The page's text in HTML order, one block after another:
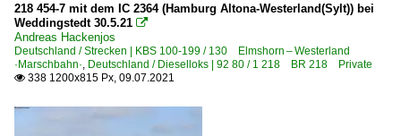
218 454-7 mit dem IC 2364 (Hamburg Altona-Westerland(Sylt)) bei
Weddingstedt 30.5.21 
Andreas Hackenjos
Deutschland / Strecken | KBS 100-199 / 130 Elmshorn – Westerland
·Marschbahn·, Deutschland / Dieselloks | 92 80 / 1 218 BR 218 Private
 338 1200x815 Px, 09.07.2021